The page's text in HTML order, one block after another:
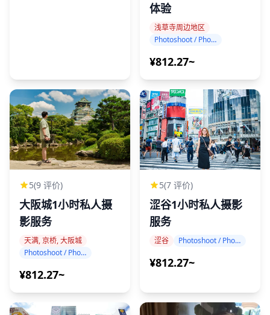
体验
浅草寺周边地区
Photoshoot / Photo tour
¥812.27~
5(9 评价)
大阪城1小时私人摄
影服务
天满, 京桥, 大阪城
Photoshoot / Photo tour
¥812.27~
5(7 评价)
涩谷1小时私人摄影
服务
涩谷 Photoshoot / Photo tour
¥812.27~